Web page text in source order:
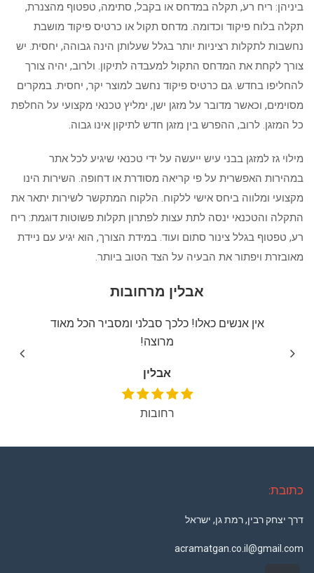
ביניהן: ריח רע, תקלה במדחס או בקבל, סתימה, טפטוף מהצנרת,
תקלה בלוח פיקוד וכדומה. מדחס תקול או כרטיס פיקוד מושבת
נחשבות לתקלות רציניות יותר בגלל שעלותן הינה גבוהה, יחסית. יש
צורך לקחת את המדחס התקול למעבדה לתיקון. ולרוב, יהיה צורך
להחליפו בחדש. גם כרטיס פיקוד נחשב למוצר יקר, יחסית. במקרים
מסוימים, וכאשר מדובר על מזגן ישן, ימליץ טכנאי מקצועי על החלפת
כל המזגן. לרוב, ההפרש בין מזגן חדש לתיקון אינו גבוה.
מילוי גז למזגן בבני עיש ייעשה על ידי טכנאי שיגיע לכל אתר
במהירות האפשרית על פי קריאה מסודרת או דחופה. השירות הינו
מקצועי ומלווה ביחס אישי ללקוח. הלקוח המתקשר לשירות יתאר את
התקלה והטכנאי ינסה לתת עצות לפתרון תקלות פשוטות דוגמת: ריח
רע, טפטוף בגלל צינור סתום ועוד. במידת הצורך, הוא יגיע עם ניידת
מאובזרת ויפתור את הבעיה על הצד הטוב ביותר.
אבלין מרחובות
אין אנשים כאלו! כלכך סבלני ומסביר הכל מאוד
מרוצה!
אבלין
רחובות
כתובת:
דרך יצחק רבין, רמת גן, ישראל
acramatgan.co.il@gmail.com